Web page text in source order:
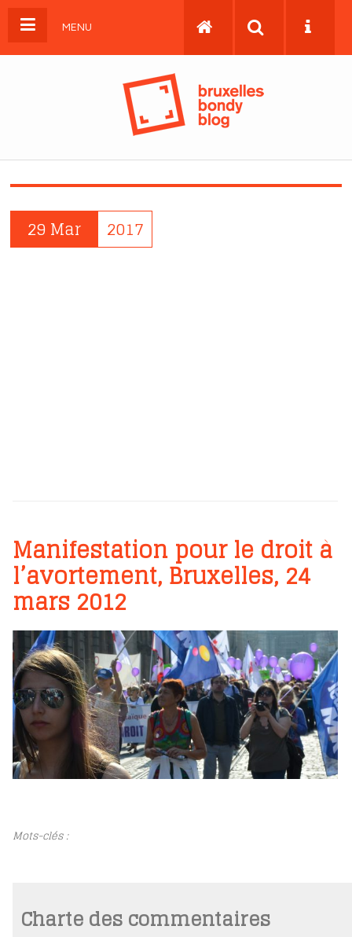
MENU
29 Mar 2017
Manifestation pour le droit à
l’avortement, Bruxelles, 24
mars 2012
Mots-clés :
Charte des commentaires